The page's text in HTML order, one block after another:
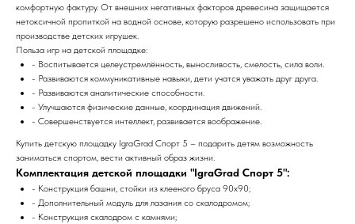
комфортную фактуру. От внешних негативных факторов древесина защищается
нетоксичной пропиткой на водной основе, которую разрешено использовать при
производстве детских игрушек.
Польза игр на детской площадке:
- Воспитывается целеустремлённость, выносливость, смелость, сила воли.
- Развиваются коммуникативные навыки, дети учатся уважать друг друга.
- Развиваются аналитические способности.
- Улучшаются физические данные, координация движений.
- Совершенствуется интеллект, развивается воображение.
Купить детскую площадку IgraGrad Спорт 5 – подарить детям возможность
заниматься спортом, вести активный образ жизни.
Комплектация детской площадки "IgraGrad Спорт 5":
- Конструкция башни, стойки из клееного бруса 90х90;
- Дополнительный модуль для лазания со скалодромом;
- Конструкция скалодром с камнями;